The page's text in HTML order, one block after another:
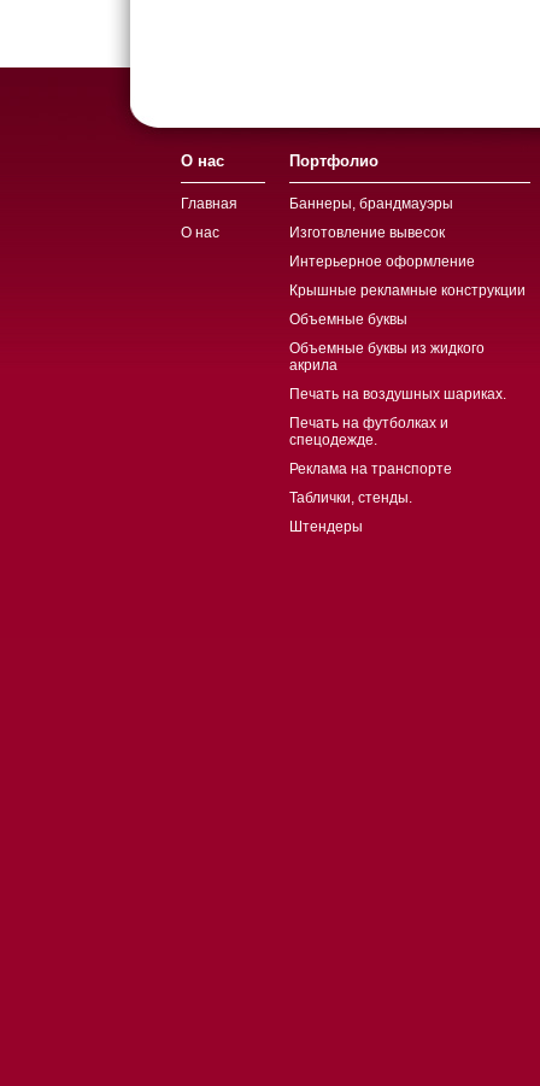
О нас
Главная
О нас
Портфолио
Баннеры, брандмауэры
Изготовление вывесок
Интерьерное оформление
Крышные рекламные конструкции
Объемные буквы
Объемные буквы из жидкого
акрила
Печать на воздушных шариках.
Печать на футболках и
спецодежде.
Реклама на транспорте
Таблички, стенды.
Штендеры